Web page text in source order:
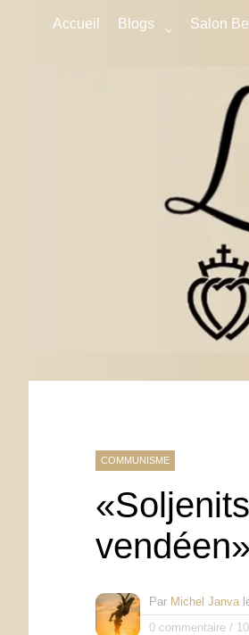
Accueil Blogs Salon
COMMUNISME
Par Michel Janva
0 commentaire /